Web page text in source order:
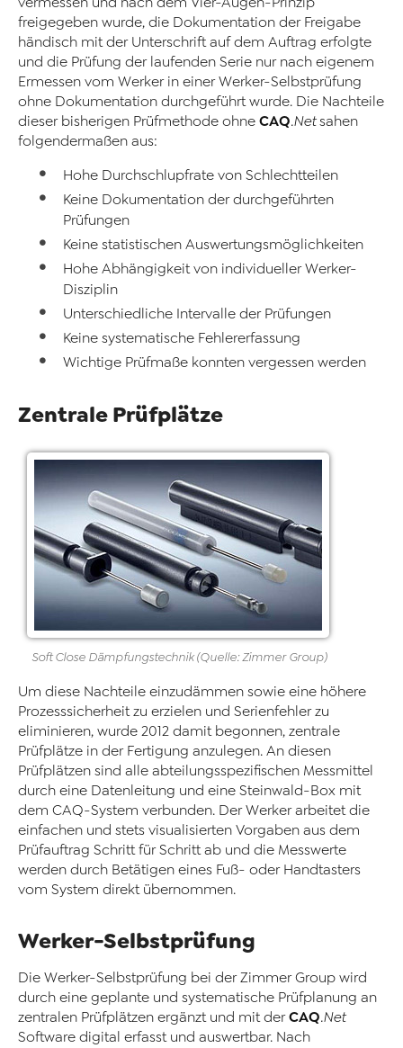
freigegeben wurde, die Dokumentation der Freigabe
händisch mit der Unterschrift auf dem Auftrag erfolgte
und die Prüfung der laufenden Serie nur nach eigenem
Ermessen vom Werker in einer Werker-Selbstprüfung
ohne Dokumentation durchgeführt wurde. Die Nachteile
dieser bisherigen Prüfmethode ohne CAQ.Netsahen
folgendermaßen aus:
Hohe Durchschlupfrate von Schlechtteilen
Keine Dokumentation der durchgeführten
Prüfungen
Keine statistischen Auswertungsmöglichkeiten
Hohe Abhängigkeit von individueller Werker-
Disziplin
Unterschiedliche Intervalle der Prüfungen
Keine systematische Fehlererfassung
Wichtige Prüfmaße konnten vergessen werden
Zentrale Prüfplätze
Soft Close Dämpfungstechnik (Quelle: Zimmer Group)
Um diese Nachteile einzudämmen sowie eine höhere
Prozesssicherheit zu erzielen und Serienfehler zu
eliminieren, wurde 2012 damit begonnen, zentrale
Prüfplätze in der Fertigung anzulegen. An diesen
Prüfplätzen sind alle abteilungsspezifischen Messmittel
durch eine Datenleitung und eine Steinwald-Box mit
dem CAQ-System verbunden. Der Werker arbeitet die
einfachen und stets visualisierten Vorgaben aus dem
Prüfauftrag Schritt für Schritt ab und die Messwerte
werden durch Betätigen eines Fuß- oder Handtasters
vom System direkt übernommen.
Werker-Selbstprüfung
Die Werker-Selbstprüfung bei der Zimmer Group wird
durch eine geplante und systematische Prüfplanung an
zentralen Prüfplätzen ergänzt und mit derCAQ.Net
Software digital erfasst und auswertbar. Nach